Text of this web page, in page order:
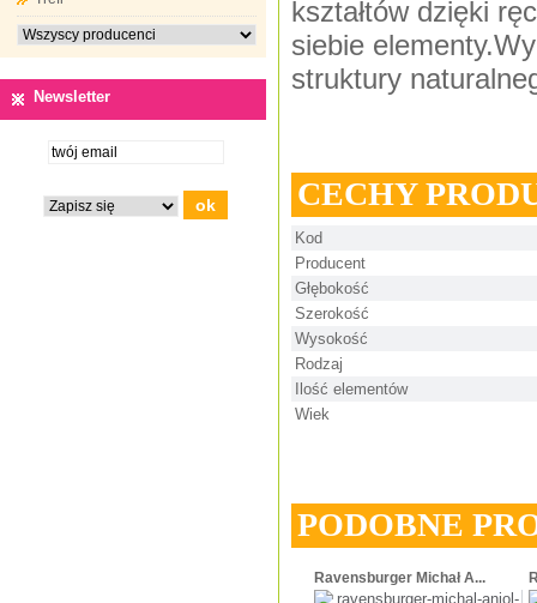
Newsletter
kształtów dzięki
siebie
struktury
CECHY
Kod
Producent
Głębokość
Szerokość
Wysokość
Rodzaj
Ilość elementów
Wiek
PODOBNE
Ravensburger Michał A...